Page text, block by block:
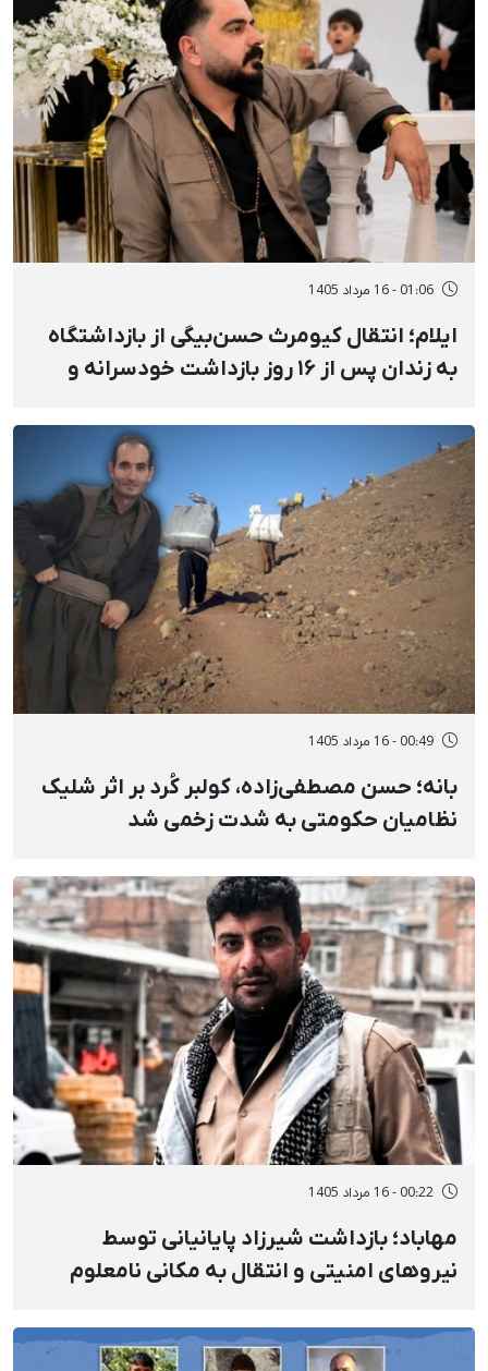
01:06 - 16 مرداد 1405
ایلام؛ انتقال کیومرث حسن‌بیگی از بازداشتگاه
به زندان پس از ۱۶ روز بازداشت خودسرانه و
00:49 - 16 مرداد 1405
بانه؛ حسن مصطفی‌زاده، کولبر کُرد بر اثر شلیک
نظامیان حکومتی به شدت زخمی شد
00:22 - 16 مرداد 1405
مهاباد؛ بازداشت شیرزاد پایانیانی توسط
نیروهای امنیتی و انتقال به مکانی نامعلوم